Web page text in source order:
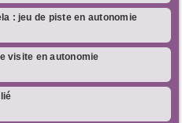
: jeu de piste en autonomie
visite en autonomie